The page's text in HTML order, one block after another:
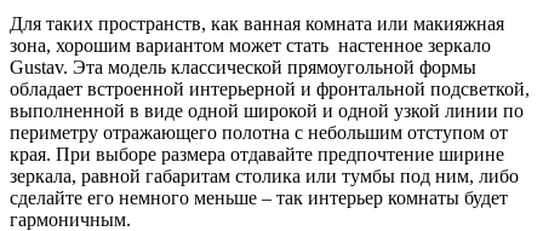
Для таких пространств, как ванная комната или макияжная
зона, хорошим вариантом может стать настенное зеркало
Gustav. Эта модель классической прямоугольной формы
обладает встроенной интерьерной и фронтальной подсветкой,
выполненной в виде одной широкой и одной узкой линии по
периметру отражающего полотна с небольшим отступом от
края. При выборе размера отдавайте предпочтение ширине
зеркала, равной габаритам столика или тумбы под ним, либо
сделайте его немного меньше – так интерьер комнаты будет
гармоничным.